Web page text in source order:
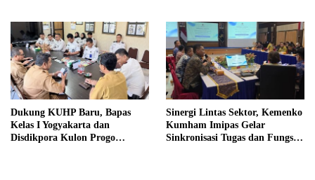
Dukung KUHP Baru, Bapas
Kelas I Yogyakarta dan
Disdikpora Kulon Progo
Sinergi Lintas Sektor, Kemenko
Kumham Imipas Gelar
Sinkronisasi Tugas dan Fungsi